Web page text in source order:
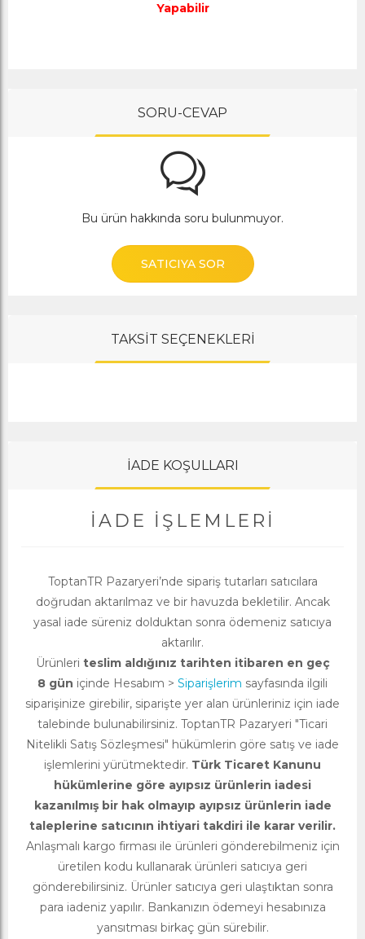
Yapabilir
SORU-CEVAP
Bu ürün hakkında soru bulunmuyor.
SATICIYA SOR
TAKSİT SEÇENEKLERİ
İADE KOŞULLARI
İADE İŞLEMLERI
ToptanTR Pazaryeri’nde sipariş tutarları satıcılara
doğrudan aktarılmaz ve bir havuzda bekletilir. Ancak
yasal iade süreniz dolduktan sonra ödemeniz satıcıya
aktarılır.
Ürünleri teslim aldığınız tarihten itibaren en geç
8 gün içinde Hesabım > Siparişlerim sayfasında ilgili
siparişinize girebilir, siparişte yer alan ürünleriniz için iade
talebinde bulunabilirsiniz. ToptanTR Pazaryeri "Ticari
Nitelikli Satış Sözleşmesi" hükümlerin göre satış ve iade
işlemlerini yürütmektedir. Türk Ticaret Kanunu
hükümlerine göre ayıpsız ürünlerin iadesi
kazanılmış bir hak olmayıp ayıpsız ürünlerin iade
taleplerine satıcının ihtiyari takdiri ile karar verilir.
Anlaşmalı kargo firması ile ürünleri gönderebilmeniz için
üretilen kodu kullanarak ürünleri satıcıya geri
gönderebilirsiniz. Ürünler satıcıya geri ulaştıktan sonra
para iadeniz yapılır. Bankanızın ödemeyi hesabınıza
yansıtması birkaç gün sürebilir.